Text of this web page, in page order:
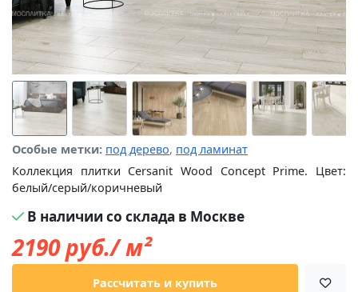
Особые метки: под дерево, под ламинат
Коллекция плитки Cersanit Wood Concept Prime. Цвет:
белый/серый/коричневый
В наличии со склада в Москве
2190руб./ м²
Рассчитать и купить